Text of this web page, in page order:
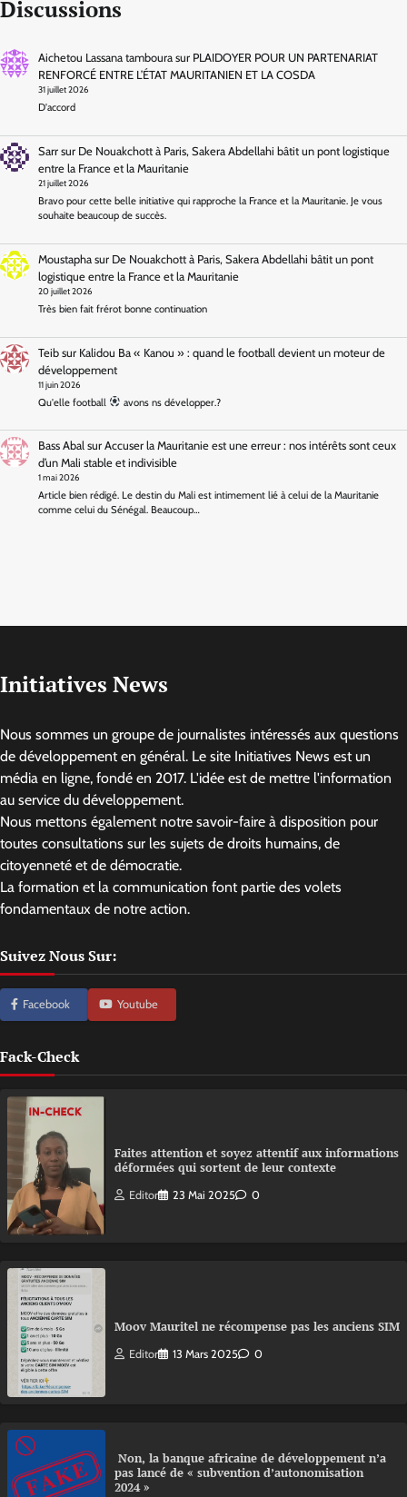
Discussions
Aichetou Lassana tambourasur PLAIDOYER POUR UN PARTENARIAT
RENFORCÉ ENTRE L’ÉTAT MAURITANIEN ET LA COSDA
31 juillet 2026
D'accord
Sarrsur De Nouakchott à Paris, Sakera Abdellahi bâtit un pont logistique
entre la France et la Mauritanie
21 juillet 2026
Bravo pour cette belle initiative qui rapproche la France et la Mauritanie. Je vous
souhaite beaucoup de succès.
Moustaphasur De Nouakchott à Paris, Sakera Abdellahi bâtit un pont
logistique entre la France et la Mauritanie
20 juillet 2026
Très bien fait frérot bonne continuation
Teibsur Kalidou Ba « Kanou » : quand le football devient un moteur de
développement
11 juin 2026
Qu'elle football avons ns développer.?
Bass Abalsur Accuser la Mauritanie est une erreur : nos intérêts sont ceux
d’un Mali stable et indivisible
1 mai 2026
Article bien rédigé. Le destin du Mali est intimement lié à celui de la Mauritanie
comme celui du Sénégal. Beaucoup…
Initiatives News
Nous sommes un groupe de journalistes intéressés aux questions
de développement en général. Le site Initiatives News est un
média en ligne, fondé en 2017. L'idée est de mettre l'information
au service du développement.
Nous mettons également notre savoir-faire à disposition pour
toutes consultations sur les sujets de droits humains, de
citoyenneté et de démocratie.
La formation et la communication font partie des volets
fondamentaux de notre action.
Suivez Nous Sur:
Facebook Youtube
Fack-Check
Faites attention et soyez attentif aux informations
déformées qui sortent de leur contexte
Editor 23 Mai 2025 0
Moov Mauritel ne récompense pas les anciens SIM
Editor 13 Mars 2025 0
Non, la banque africaine de développement n’a
pas lancé de « subvention d’autonomisation
2024 »